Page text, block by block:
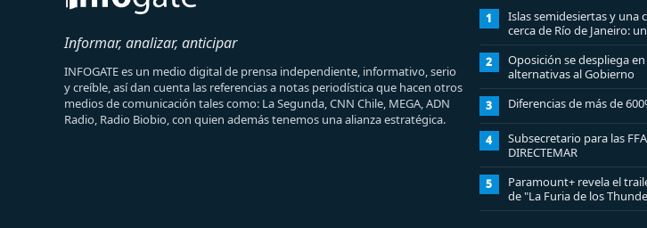
Informar, analizar, anticipar
INFOGATE es un medio digital de prensa independiente, informativo, serio
y creíble, así dan cuenta las referencias a notas periodística que hacen otros
medios de comunicación tales como: La Segunda, CNN Chile, MEGA, ADN
Radio, Radio Biobio, con quien además tenemos una alianza estratégica.
1
Islas semidesiertas y una
cerca de Río de Janeiro:
Angra dos Reis
2
Oposición se despliega
alternativas al Gobierno
3 Diferencias de más de
4
Subsecretario para las
DIRECTEMAR
5
Paramount+ revela el
de "La Furia de los